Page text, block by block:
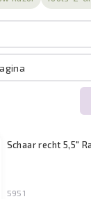
Schaar recht 5,5"
5951